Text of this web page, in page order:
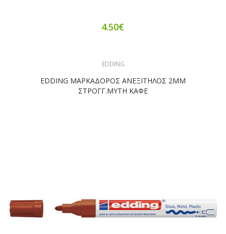
4.50€
EDDING
EDDING ΜΑΡΚΑΔΟΡΟΣ ΑΝΕΞΙΤΗΛΟΣ 2ΜΜ
ΣΤΡΟΓΓ.ΜΥΤΗ ΚΑΦΕ